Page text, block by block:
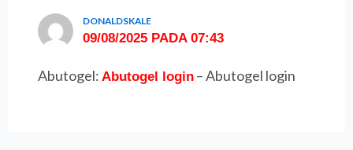
DONALDSKALE
09/08/2025 PADA 07:43
Abutogel: Abutogel login – Abutogel login